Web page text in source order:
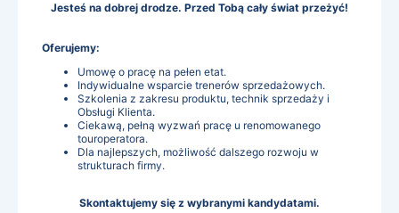
Jesteś na dobrej drodze. Przed Tobą cały świat przeżyć!
Oferujemy:
Umowę o pracę na pełen etat.
Indywidualne wsparcie trenerów sprzedażowych.
Szkolenia z zakresu produktu, technik sprzedaży i
Obsługi Klienta.
Ciekawą, pełną wyzwań pracę u renomowanego
touroperatora.
Dla najlepszych, możliwość dalszego rozwoju w
strukturach firmy.
Skontaktujemy się z wybranymi kandydatami.